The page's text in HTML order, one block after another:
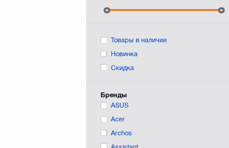
Товары в наличии
Новинка
Скидка
Бренды
ASUS
Acer
Archos
Assistant